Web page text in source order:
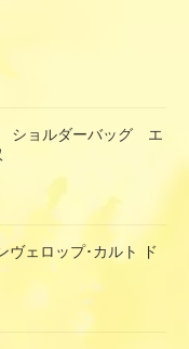
ョルダーバッグ エ
ェロップ･カルト ド